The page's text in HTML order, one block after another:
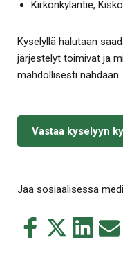
Kirkonkyläntie,
Kyselyllä halutaan
järjestelyt toimivat ja
mahdollisesti nähdään.
Vastaa kyselyyn
Jaa sosiaalisessa
Jaa
Jaa
Jaa Jaa